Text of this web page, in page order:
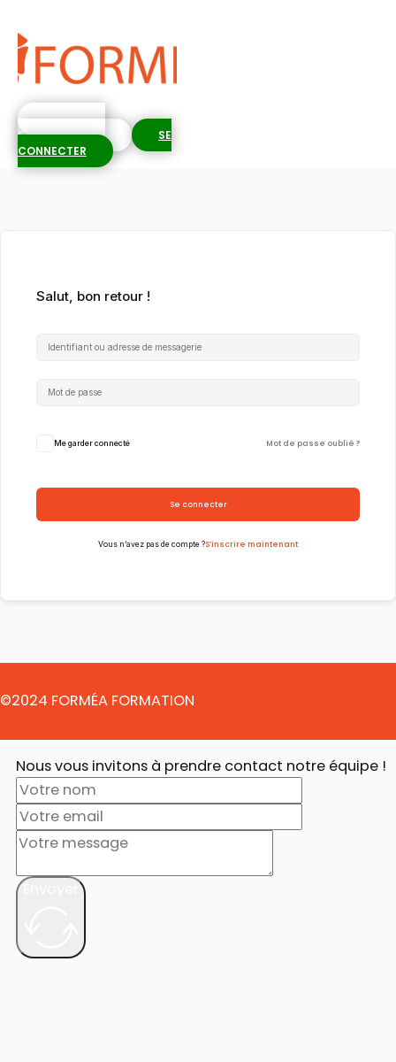
S'INSCRIRE
GRATUITEMENT
SE
CONNECTER
Salut, bon retour !
Me garder connecté Mot de passe oublié ?
Se connecter
Vous n’avez pas de compte ?S’inscrire maintenant
©2024 FORMÉA FORMATION
Nous vous invitons à prendre contact notre équipe !
Envoyer